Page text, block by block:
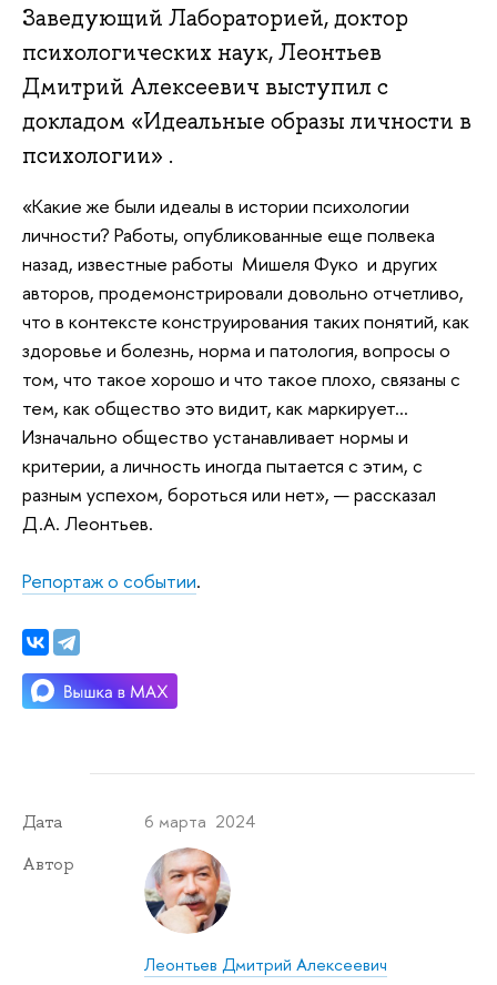
Заведующий Лабораторией, доктор
психологических наук, Леонтьев
Дмитрий Алексеевич выступил с
докладом «Идеальные образы личности в
психологии» .
«Какие же были идеалы в истории психологии
личности? Работы, опубликованные еще полвека
назад, известные работы Мишеля Фуко и других
авторов, продемонстрировали довольно отчетливо,
что в контексте конструирования таких понятий, как
здоровье и болезнь, норма и патология, вопросы о
том, что такое хорошо и что такое плохо, связаны с
тем, как общество это видит, как маркирует…
Изначально общество устанавливает нормы и
критерии, а личность иногда пытается с этим, с
разным успехом, бороться или нет», — рассказал
Д.А. Леонтьев.
Репортаж о событии.
Дата 6 марта 2024
Автор
Леонтьев Дмитрий Алексеевич